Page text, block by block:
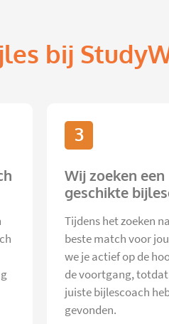
bij
3
Wij zoeken een
geschikte
Tijdens het zoeken
beste match voor
we je actief op de
de voortgang, totdat
juiste bijlescoach
gevonden.